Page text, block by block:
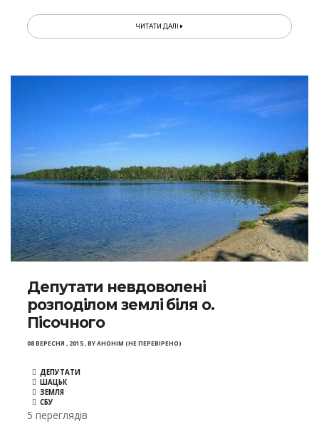
ЧИТАТИ ДАЛІ
Депутати невдоволені
розподілом землі біля о.
Пісочного
08 ВЕРЕСНЯ , 2015,BYАНОНІМ (НЕ ПЕРЕВІРЕНО)
ДЕПУТАТИ
ШАЦЬК
ЗЕМЛЯ
СБУ
5 переглядів